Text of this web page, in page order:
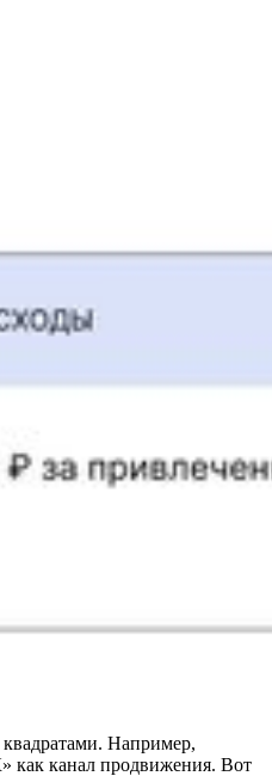
Например,
как канал продвижения. Вот